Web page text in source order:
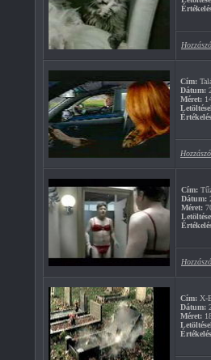
Cím:
Dátum:
Méret:
Cím:
Dátum:
Méret:
Cím: X-
Dátum:
Méret: